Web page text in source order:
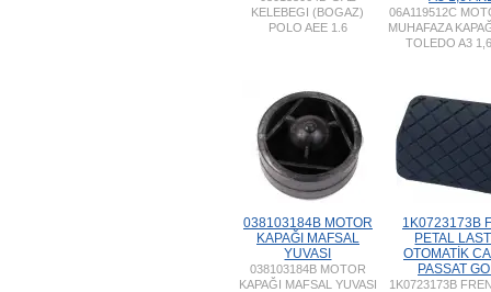
KELEBEGI (BOGAZ)
POLO AEE 1.6
06A119512C
MUHAFAZA
TOLEDO A3
038103184B MOTOR
KAPAĞI MAFSAL
YUVASI
038103184B MOTOR
KAPAĞI MAFSAL YUVASI
1K0723173B
PETAL
OTOMATİK
PASSAT
1K0723173B